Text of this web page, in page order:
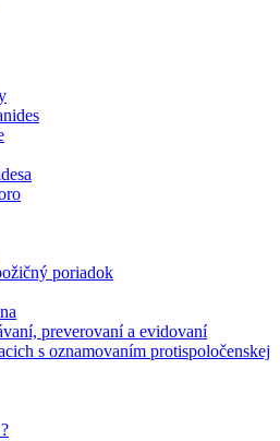
poriadok
preverovaní a evidovaní
s oznamovaním protispoločenskej